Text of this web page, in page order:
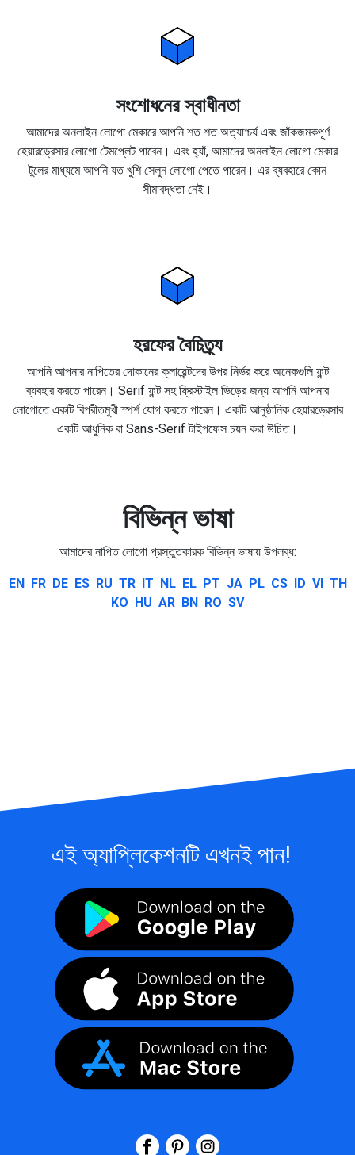
সংশোধনের স্বাধীনতা
আমাদের অনলাইন লোগো মেকারে আপনি শত শত অত্যাশ্চর্য এবং জাঁকজমকপূর্ণ
হেয়ারড্রেসার লোগো টেমপ্লেট পাবেন। এবং হ্যাঁ, আমাদের অনলাইন লোগো মেকার
টুলের মাধ্যমে আপনি যত খুশি সেলুন লোগো পেতে পারেন। এর ব্যবহারে কোন
সীমাবদ্ধতা নেই।
হরফের বৈচিত্র্য
আপনি আপনার নাপিতের দোকানের ক্লায়েন্টদের উপর নির্ভর করে অনেকগুলি ফন্ট
ব্যবহার করতে পারেন। Serif ফন্ট সহ ফ্রিস্টাইল ভিড়ের জন্য আপনি আপনার
লোগোতে একটি বিপরীতমুখী স্পর্শ যোগ করতে পারেন। একটি আনুষ্ঠানিক হেয়ারড্রেসার
একটি আধুনিক বা Sans-Serif টাইপফেস চয়ন করা উচিত।
বিভিন্ন ভাষা
আমাদের নাপিত লোগো প্রস্তুতকারক বিভিন্ন ভাষায় উপলব্ধ:
EN FR DE ES RU TR IT NL EL PT JA PL CS ID VI TH
KO HU AR BN RO SV
এই অ্যাপ্লিকেশনটি এখনই পান!